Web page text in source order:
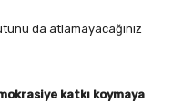
da atlamayacağınız
katkı koymaya